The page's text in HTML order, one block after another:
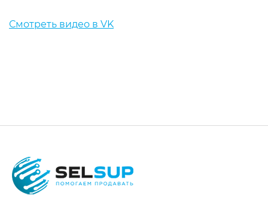
Смотреть видео в VK